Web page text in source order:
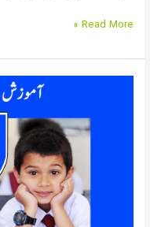
Read More »